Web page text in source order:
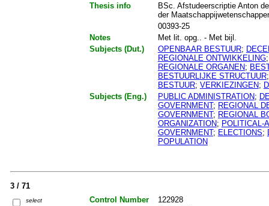
Thesis info
BSc. Afstudeerscriptie Anton
der
00393-25
Notes
Met lit. opg.. - Met bijl.
Subjects (Dut.)
OPENBAAR BESTUUR;
REGIONALE ONTWIKKELING
REGIONALE ORGANEN;
BESTUURLIJKE STRUCTUUR
BESTUUR; VERKIEZINGEN;
Subjects (Eng.)
PUBLIC ADMINISTRATION;
GOVERNMENT; REGIONAL
GOVERNMENT; REGIONAL
ORGANIZATION; POLITICAL-
GOVERNMENT; ELECTIONS;
POPULATION
3 / 71
select Control Number
122928